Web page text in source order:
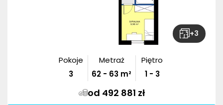
+3
Pokoje
3
Metraż
62 - 63 m²
Piętro
1 - 3
od 492 881 zł